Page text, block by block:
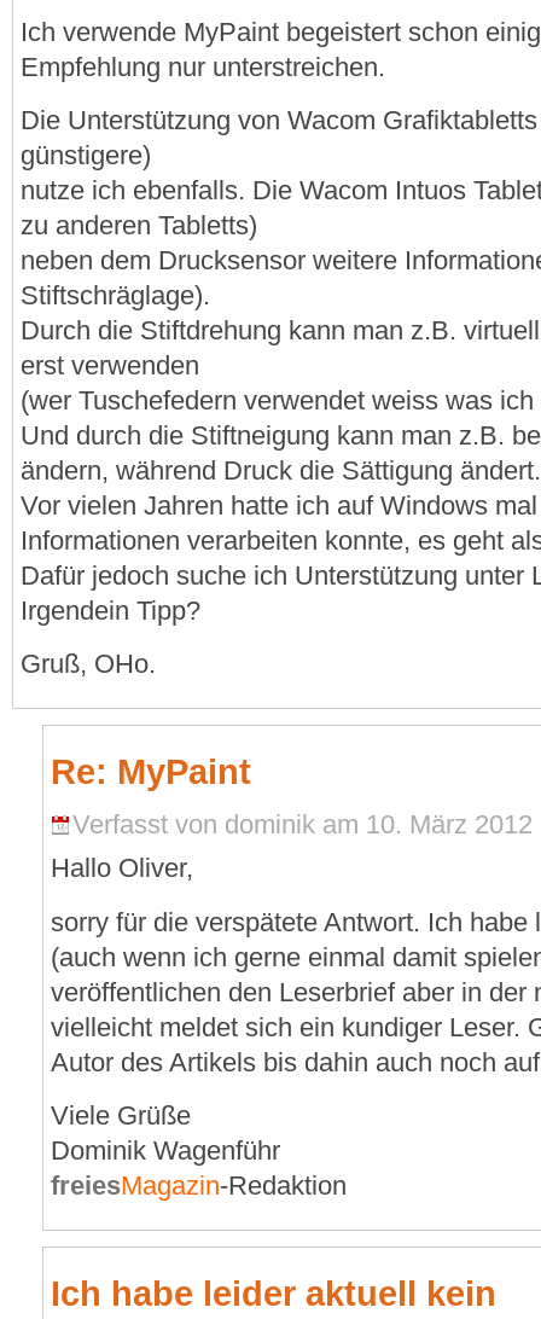
Ich verwende MyPaint begeistert schon
Empfehlung nur unterstreichen.
Die Unterstützung von Wacom
günstigere)
nutze ich ebenfalls. Die Wacom Intuos
zu anderen Tabletts)
neben dem Drucksensor weitere
Stiftschräglage).
Durch die Stiftdrehung kann man z.B.
erst verwenden
(wer Tuschefedern verwendet weiss was
Und durch die Stiftneigung kann man z.B.
ändern, während Druck die Sättigung ändert.
Vor vielen Jahren hatte ich auf Windows
Informationen verarbeiten konnte, es geht
Dafür jedoch suche ich Unterstützung unter
Irgendein Tipp?
Gruß, OHo.
Re: MyPaint
Verfasst von dominik am 10. März 2012
Hallo Oliver,
sorry für die verspätete Antwort. Ich
(auch wenn ich gerne einmal damit
veröffentlichen den Leserbrief aber in der
vielleicht meldet sich ein kundiger Leser.
Autor des Artikels bis dahin auch noch
Viele Grüße
Dominik Wagenführ
freiesMagazin-Redaktion
Ich habe leider aktuell kein